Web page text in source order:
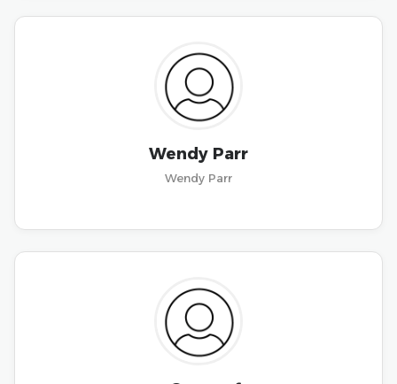
Wendy Parr
Wendy Parr